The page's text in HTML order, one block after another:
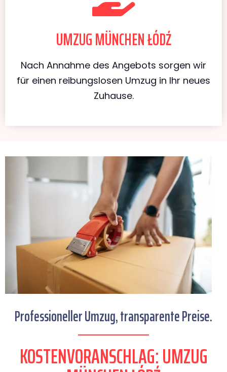
UMZUG MÜNCHEN ŁÓDŹ
Nach Annahme des Angebots sorgen wir
für einen reibungslosen Umzug in Ihr neues
Zuhause.
Professioneller Umzug, transparente Preise.
KOSTENVORANSCHLAG: UMZUG